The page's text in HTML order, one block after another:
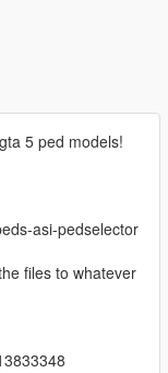
5 ped models!
asi-pedselector
files to whatever